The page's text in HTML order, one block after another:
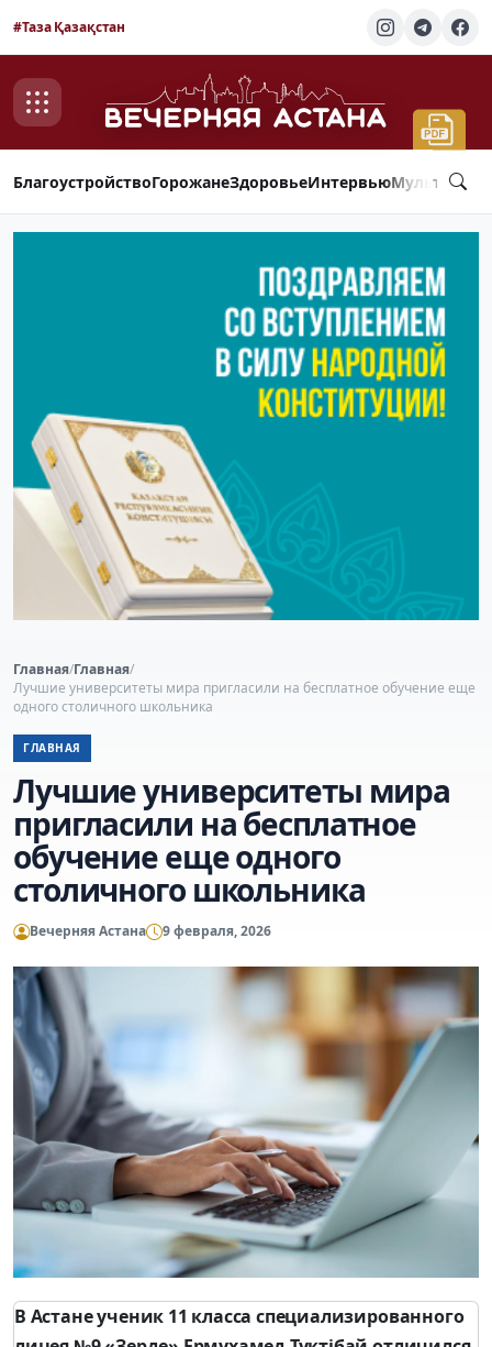
#Таза Қазақстан
БлагоустройствоГорожанеЗдоровьеИнтервью
Главная/Главная/
Лучшие университеты мира пригласили на бесплатное обучение еще
одного столичного школьника
ГЛАВНАЯ
Лучшие университеты мира
пригласили на бесплатное
обучение еще одного
столичного школьника
Вечерняя Астана 9 февраля, 2026
В Астане ученик 11 класса специализированного